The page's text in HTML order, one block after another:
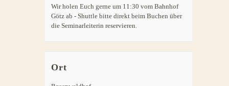
Wir holen Euch gerne um 11:30 vom Bahnhof
Götz ab - Shuttle bitte direkt beim Buchen über
die Seminarleiterin reservieren.
Ort